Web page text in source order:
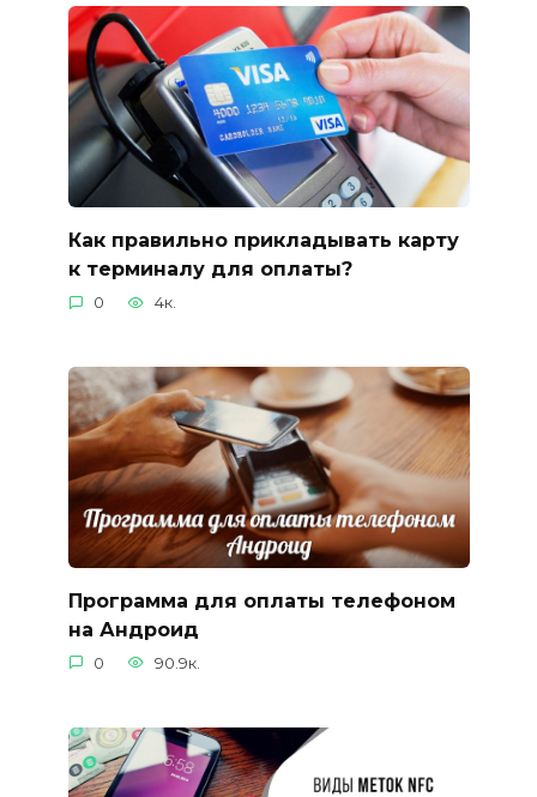
Как правильно прикладывать карту
к терминалу для оплаты?
0 4к.
Программа для оплаты телефоном
на Андроид
0 90.9к.